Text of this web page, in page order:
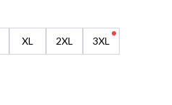
XL 2XL 3XL